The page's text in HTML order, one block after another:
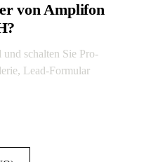
von Amplifon
schalten Sie Pro-
Lead-Formular